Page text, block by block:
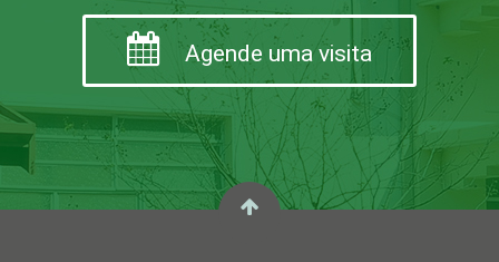
Agende uma visita